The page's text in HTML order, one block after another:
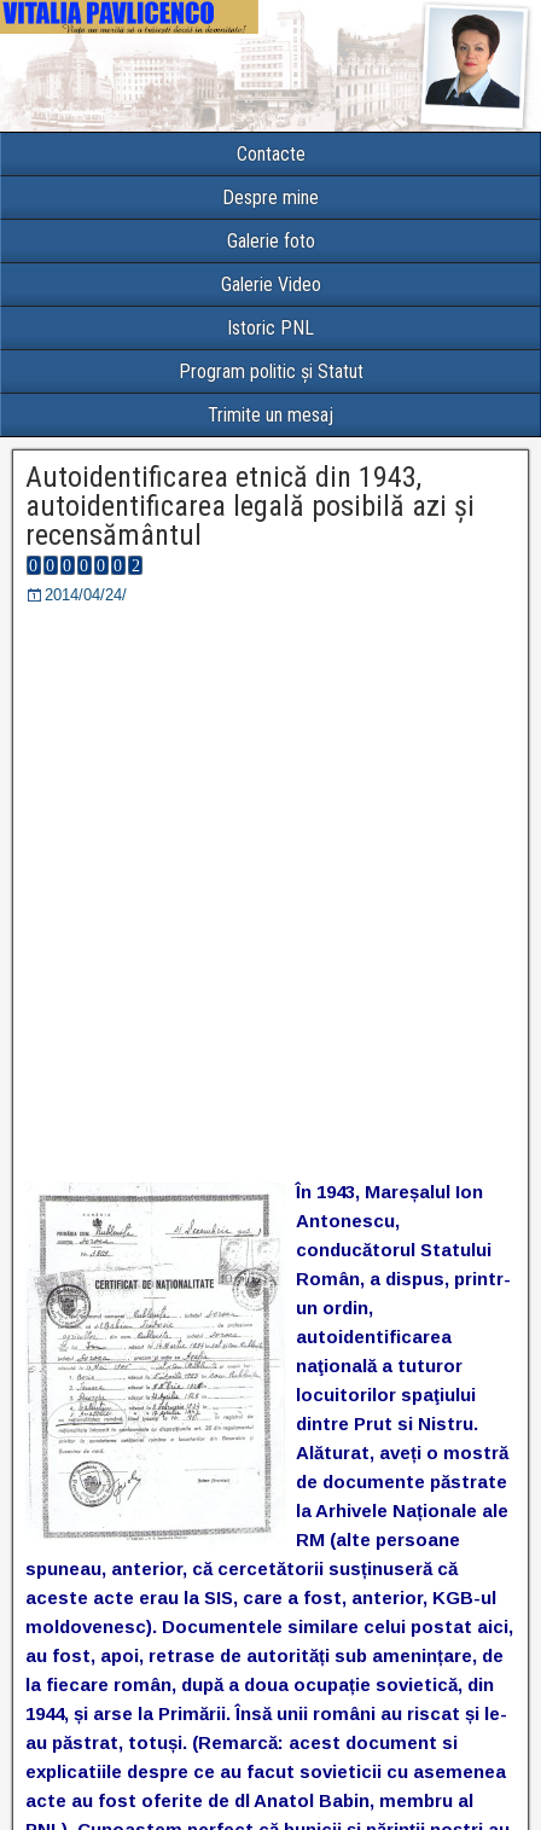
Contacte
Despre mine
Galerie foto
Galerie Video
Istoric PNL
Program politic și Statut
Trimite un mesaj
Autoidentificarea etnică din 1943,
autoidentificarea legală posibilă azi și
recensământul
2014/04/24/
În 1943, Mareșalul Ion
Antonescu,
conducătorul Statului
Român, a dispus, printr-
un ordin,
autoidentificarea
naţională a tuturor
locuitorilor spaţiului
dintre Prut si Nistru.
Alăturat, aveți o mostră
de documente păstrate
la Arhivele Naționale ale
RM (alte persoane
spuneau, anterior, că cercetătorii susținuseră că
aceste acte erau la SIS, care a fost, anterior, KGB-ul
moldovenesc). Documentele similare celui postat aici,
au fost, apoi, retrase de autorități sub amenințare, de
la fiecare român, după a doua ocupație sovietică, din
1944, și arse la Primării. Însă unii români au riscat și le-
au păstrat, totuși. (Remarcă: acest document si
explicatiile despre ce au facut sovieticii cu asemenea
acte au fost oferite de dl Anatol Babin, membru al